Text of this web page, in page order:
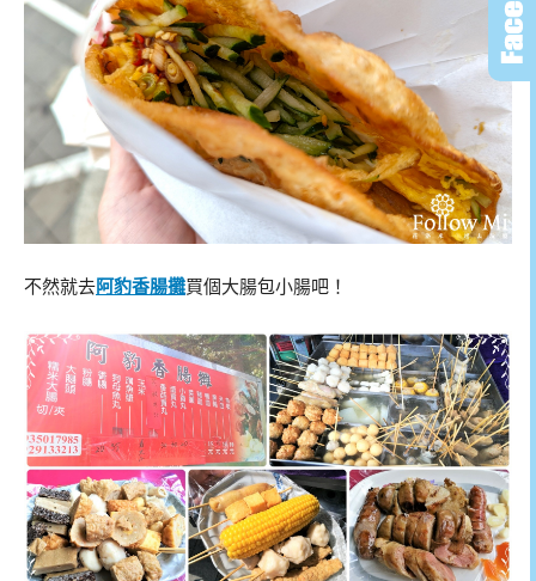
不然就去阿豹香腸攤買個大腸包小腸吧！